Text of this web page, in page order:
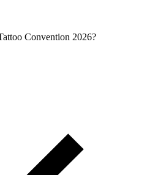
Convention 2026?